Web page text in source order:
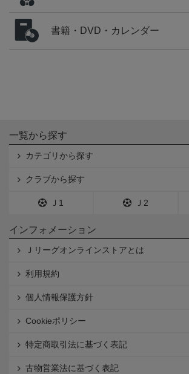
書籍・DVD・カレンダー
一覧から探す
カテゴリから探す
クラブから探す
Ｊ1 Ｊ2
インフォメーション
Ｊリーグオンラインストアとは
利用規約
個人情報保護方針
Cookieポリシー
特定商取引法に基づく表記
古物営業法に基づく表記